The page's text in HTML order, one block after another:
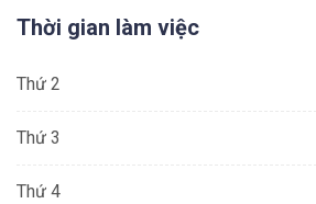
Thời gian làm việc
Thứ 2
Thứ 3
Thứ 4